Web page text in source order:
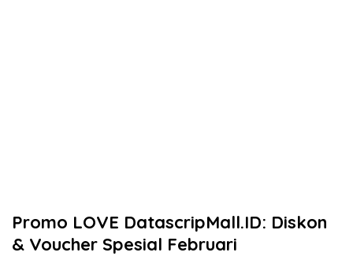
Promo LOVE DatascripMall.ID: Diskon
& Voucher Spesial Februari